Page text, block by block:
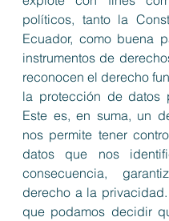
políticos, tanto la
Ecuador, como buena
instrumentos de
reconocen el derecho
la protección de datos
Este es, en suma, un
nos permite tener
datos que nos
consecuencia,
derecho a la
que podamos decidir